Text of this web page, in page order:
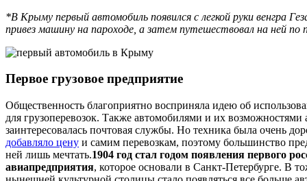
*В Крыму первый автомобиль появился с легкой руки венгра
привез машину на пароходе, а затем путешествовал на ней по
Первое грузовое предприятие
Общественность благоприятно восприняла идею об
для грузоперевозок. Также автомобилями и их возможностями
заинтересовалась почтовая службы. Но техника была очень
добавляло цену и самим перевозкам, поэтому большинство
ней лишь мечтать.1904 год стал годом появления первого
авиапредприятия, которое основали в Санкт-Петербурге. В